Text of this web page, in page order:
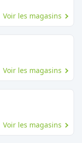
Voir les magasins
Voir les magasins
Voir les magasins